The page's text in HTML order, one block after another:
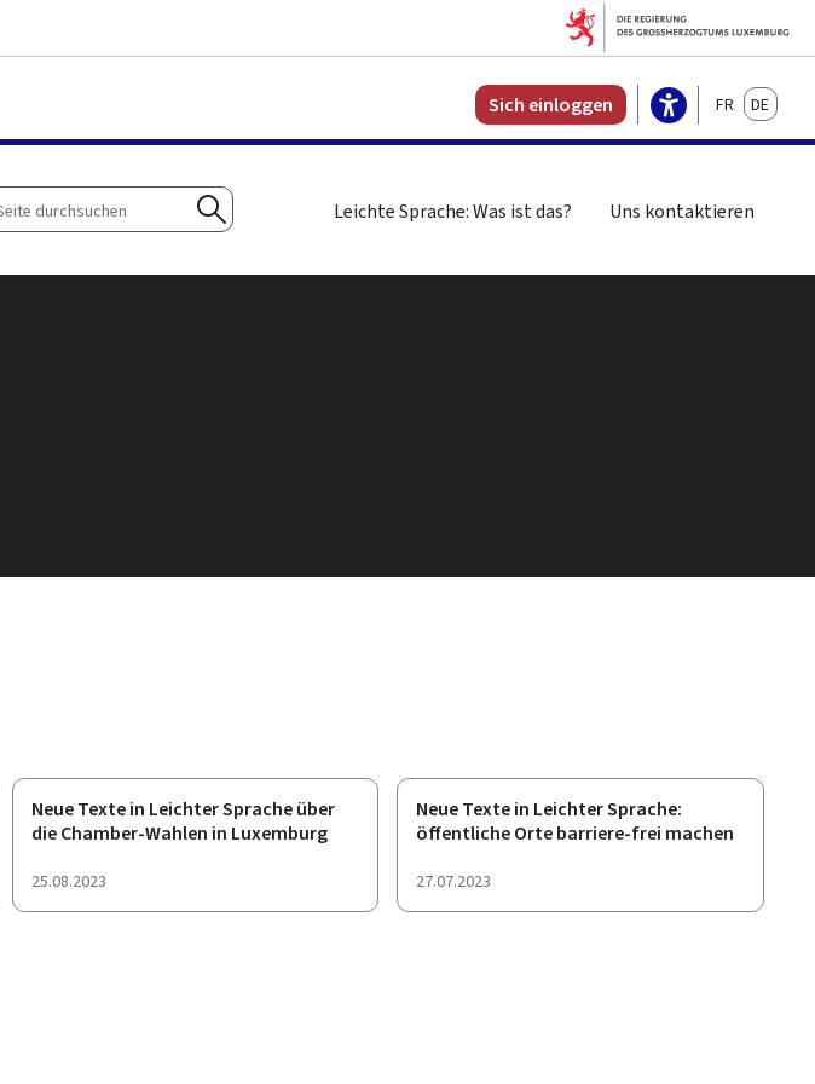
Sich einloggen FrançaisDeutsch
Suchen
Leichte Sprache: Was ist das? Uns kontaktieren
Neue Texte in Leichter Sprache über
die Chamber-Wahlen in Luxemburg
Veröffentlichung
25.08.2023
Neue Texte in Leichter Sprache:
öffentliche Orte barriere-frei machen
Veröffentlichung
27.07.2023